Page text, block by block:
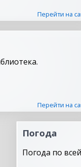
Перейти на
Перейти на
Погода
Погода по